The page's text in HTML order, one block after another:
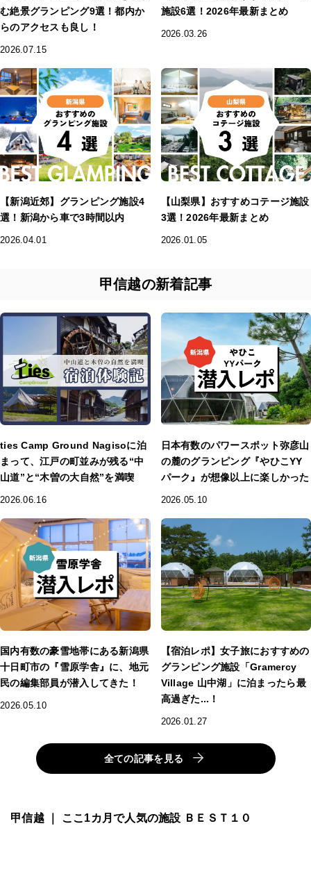
む絶景グランピング9選！都内か
らのアクセスも良し！
2026.07.15
施設6選！2026年最新まとめ
2026.03.26
【新潟近郊】グランピング施設4
選！新潟から車で3時間以内
2026.04.01
【山梨県】おすすめコテージ施設
3選！2026年最新まとめ
2026.01.05
甲信越の新着記事
ties Camp Ground Nagisoに泊
まって、江戸の町並みが残る“中
山道”と“木曽の大自然”を満喫
2026.06.16
日本有数のパワースポット弥彦山
の麓のグランピング『やひこYY
パーク』が想像以上に楽しかった
2026.05.10
国内有数の豪雪地帯にある新潟県
十日町市の『雪原学舎』に、地元
民の編集部員が潜入してきた！
2026.05.10
【宿泊レポ】女子旅におすすめの
グランピング施設「Gramercy
Village 山中湖」に泊まったら最
高過ぎた...！
2026.01.27
全ての記事を見る
甲信越 ｜ ここ1カ月で人気の施設 ＢＥＳＴ１０